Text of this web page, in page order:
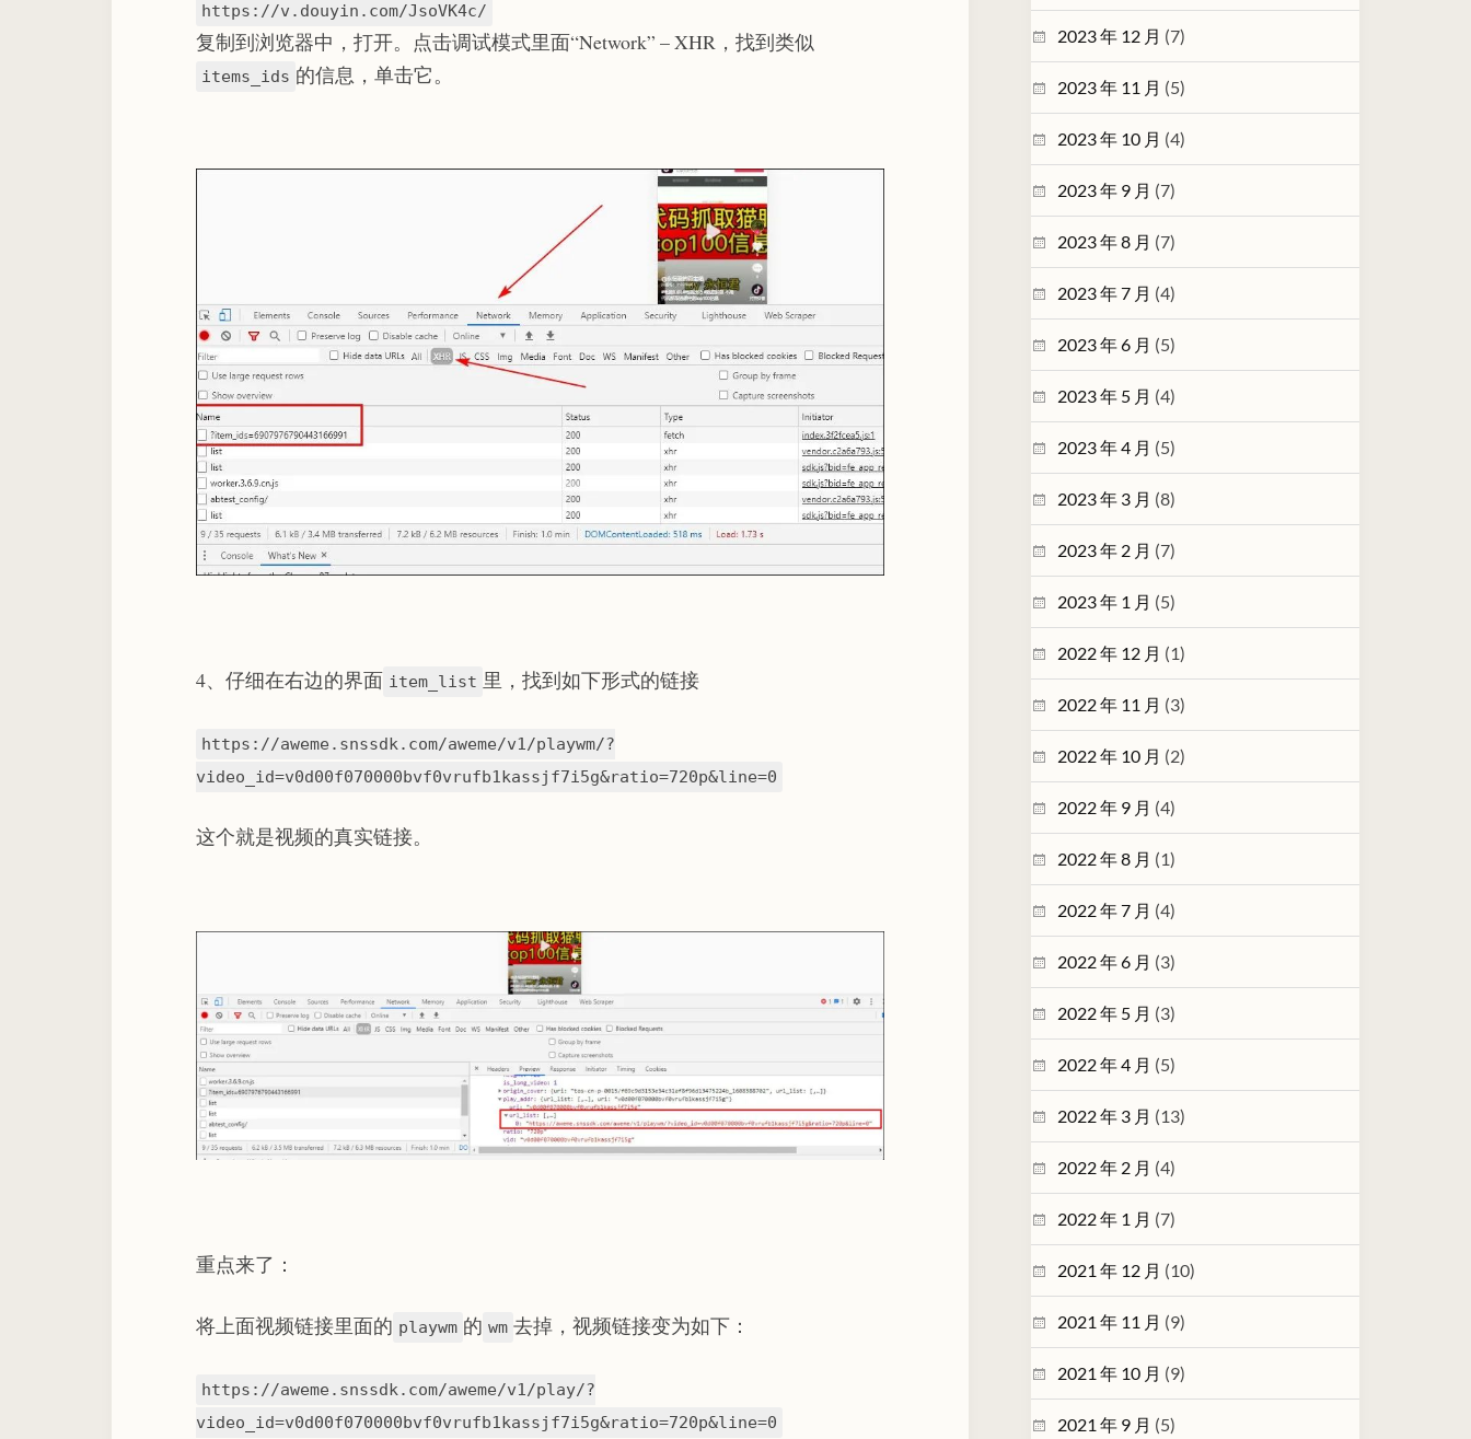
https://v.douyin.com/JsoVK4c/
复制到浏览器中，打开。点击调试模式里面“Network” – XHR，找到类似
items_ids 的信息，单击它。
4、仔细在右边的界面 item_list 里，找到如下形式的链接
https://aweme.snssdk.com/aweme/v1/playwm/?
video_id=v0d00f070000bvf0vrufb1kassjf7i5g&ratio=720p&line=0
这个就是视频的真实链接。
重点来了：
将上面视频链接里面的 playwm 的 wm 去掉，视频链接变为如下：
https://aweme.snssdk.com/aweme/v1/play/?
video_id=v0d00f070000bvf0vrufb1kassjf7i5g&ratio=720p&line=0
2023 年 12 月 (7)
2023 年 11 月 (5)
2023 年 10 月 (4)
2023 年 9 月 (7)
2023 年 8 月 (7)
2023 年 7 月 (4)
2023 年 6 月 (5)
2023 年 5 月 (4)
2023 年 4 月 (5)
2023 年 3 月 (8)
2023 年 2 月 (7)
2023 年 1 月 (5)
2022 年 12 月 (1)
2022 年 11 月 (3)
2022 年 10 月 (2)
2022 年 9 月 (4)
2022 年 8 月 (1)
2022 年 7 月 (4)
2022 年 6 月 (3)
2022 年 5 月 (3)
2022 年 4 月 (5)
2022 年 3 月 (13)
2022 年 2 月 (4)
2022 年 1 月 (7)
2021 年 12 月 (10)
2021 年 11 月 (9)
2021 年 10 月 (9)
2021 年 9 月 (5)